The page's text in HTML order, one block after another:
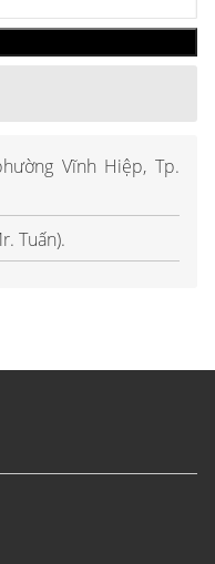
Vĩnh Hiệp, Tp.
Tuấn).